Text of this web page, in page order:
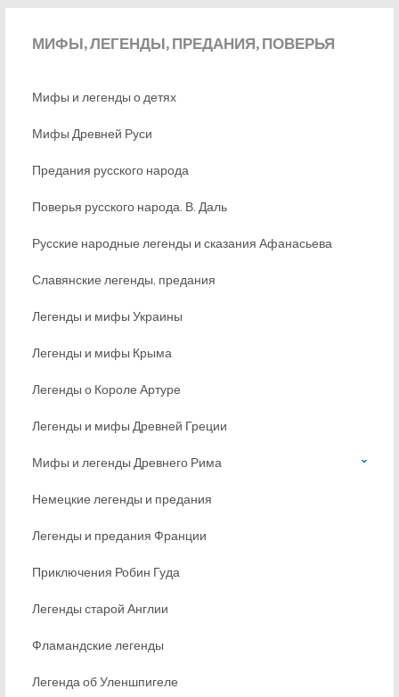
МИФЫ,ЛЕГЕНДЫ, ПРЕДАНИЯ, ПОВЕРЬЯ
Мифы и легенды о детях
Мифы Древней Руси
Предания русского народа
Поверья русского народа. В. Даль
Русские народные легенды и сказания Афанасьева
Славянские легенды, предания
Легенды и мифы Украины
Легенды и мифы Крыма
Легенды о Короле Артуре
Легенды и мифы Древней Греции
Мифы и легенды Древнего Рима
Немецкие легенды и предания
Легенды и предания Франции
Приключения Робин Гуда
Легенды старой Англии
Фламандские легенды
Легенда об Уленшпигеле